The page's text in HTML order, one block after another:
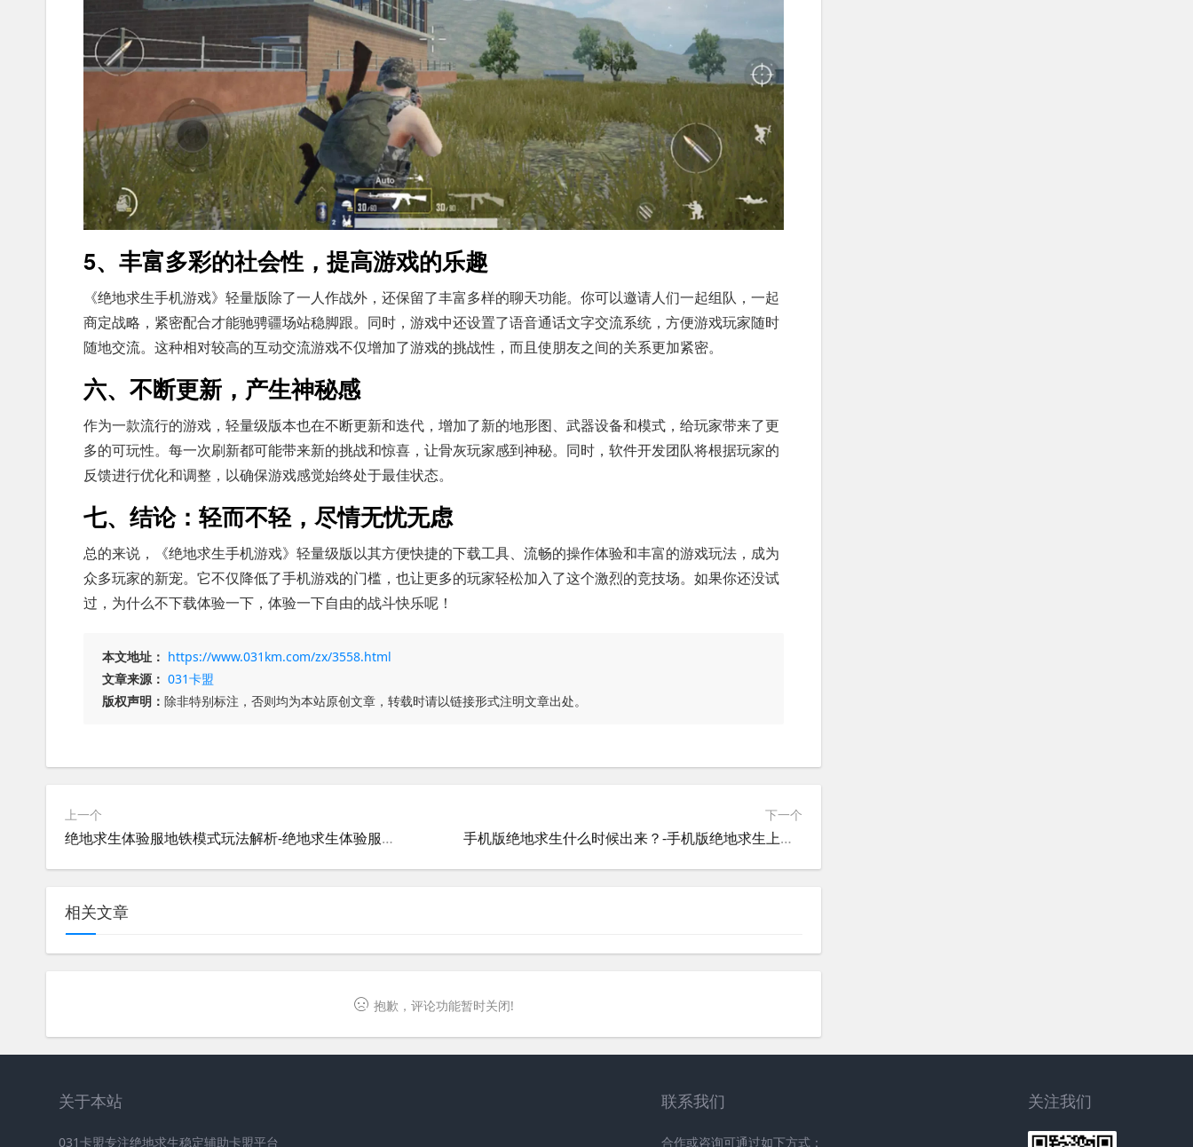
5、丰富多彩的社会性，提高游戏的乐趣
《绝地求生手机游戏》轻量版除了一人作战外，还保留了丰富多样的聊天功能。你可以邀请人们一起组队，一起
商定战略，紧密配合才能驰骋疆场站稳脚跟。同时，游戏中还设置了语音通话文字交流系统，方便游戏玩家随时
随地交流。这种相对较高的互动交流游戏不仅增加了游戏的挑战性，而且使朋友之间的关系更加紧密。
六、不断更新，产生神秘感
作为一款流行的游戏，轻量级版本也在不断更新和迭代，增加了新的地形图、武器设备和模式，给玩家带来了更
多的可玩性。每一次刷新都可能带来新的挑战和惊喜，让骨灰玩家感到神秘。同时，软件开发团队将根据玩家的
反馈进行优化和调整，以确保游戏感觉始终处于最佳状态。
七、结论：轻而不轻，尽情无忧无虑
总的来说，《绝地求生手机游戏》轻量级版以其方便快捷的下载工具、流畅的操作体验和丰富的游戏玩法，成为
众多玩家的新宠。它不仅降低了手机游戏的门槛，也让更多的玩家轻松加入了这个激烈的竞技场。如果你还没试
过，为什么不下载体验一下，体验一下自由的战斗快乐呢！
本文地址： https://www.031km.com/zx/3558.html
文章来源： 031卡盟
版权声明： 除非特别标注，否则均为本站原创文章，转载时请以链接形式注明文章出处。
上一个
绝地求生体验服地铁模式玩法解析-绝地求生体验服地铁模式最新玩法介绍
下一个
手机版绝地求生什么时候出来？-手机版绝地求生上线时间及游戏玩法介绍
相关文章
抱歉，评论功能暂时关闭!
关于本站
031卡盟专注绝地求生稳定辅助卡盟平台
联系我们
合作或咨询可通过如下方式：
关注我们